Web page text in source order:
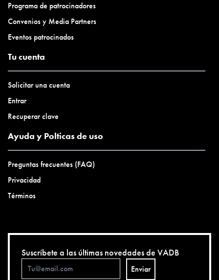
Programa de patrocinadores
Convenios y Media Partners
Eventos patrocinados
Tu cuenta
Solicitar una cuenta
Entrar
Recuperar clave
Ayuda y Polticas de uso
Preguntas frecuentes (FAQ)
Privacidad
Términos
Suscríbete a las últimas novedades de VADB
Enviar